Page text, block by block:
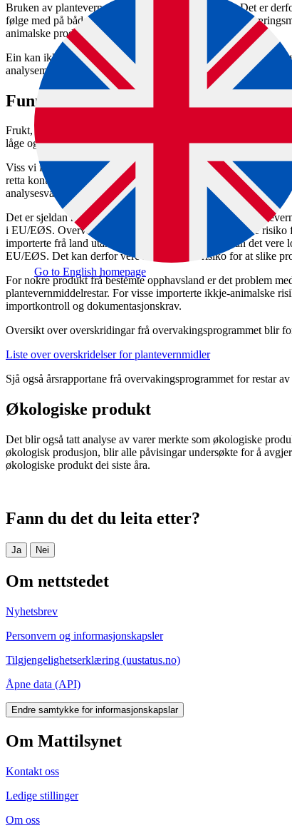
Go to English homepage
Bruken av plantevern­middel kan variere frå år til år. Det er
følge med på både ulike typar av plantevernmiddel og
animalske produkt.
Ein kan ikkje utan vidare samanlikne resultata frå år til år da
analyse­metodane kan bli endra.
Funn av plantevernmiddel
Frukt, bær og grønsaker er dei matvare­gruppene der vi oftast
låge og oftast godt under grense­verdiane.
Viss vi finn overskridingar av grense­verdiane, blir partiet trekt
retta kontroll av neste vareparti med same produkt/opphav
analyse­svara er vurderte.
Det er sjeldan nokon akutt helsefare knytt til restar av
i EU/EØS. Overvakinga viser at det er ein mykje høgare
importerte frå land utanfor EU/EØS. I nokre land kan det vere
EU/EØS. Det kan derfor vere noko høgare risiko for at slike
For nokre produkt frå bestemte opphavsland er det problem
plantevernmiddel­restar. For visse importerte ikkje-animalske
importkontroll og dokumentasjonskrav.
Oversikt over overskridingar frå overvakingsprogrammet blir
Liste over overskridelser for plantevernmidler
Sjå også årsrapportane frå overvakingsprogrammet for restar
Økologiske produkt
Det blir også tatt analyse av varer merkte som økologiske
økologisk produsjon, blir alle påvisingar undersøkte for å
økologiske produkt dei siste åra.
Fann du det du leita etter?
Ja Nei
Om nettstedet
Nyhetsbrev
Personvern og informasjonskapsler
Tilgjengelighetserklæring (uustatus.no)
Åpne data (API)
Endre samtykke for informasjonskapslar
Om Mattilsynet
Kontakt oss
Ledige stillinger
Om oss